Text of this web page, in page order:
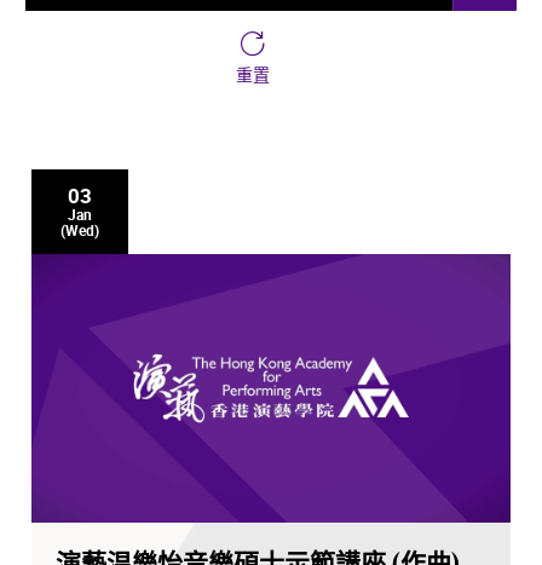
重置
03
Jan
(Wed)